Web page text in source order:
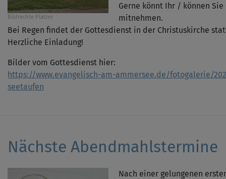
Bildrechte Platzer
Gerne könnt Ihr / können
mitnehmen.
Bei Regen findet der Gottesdienst in der Christuskirche
Herzliche Einladung!
Bilder vom Gottesdienst hier:
https://www.evangelisch-am-ammersee.de/fotogalerie/
seetaufen
Nächste Abendmahlstermine
Nach einer gelungenen